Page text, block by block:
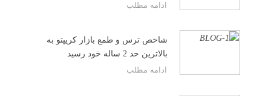
ادامه مطلب
شاخص ترس و طمع بازار کریپتو به
بالاترین حد 2 ساله خود رسید
ادامه مطلب